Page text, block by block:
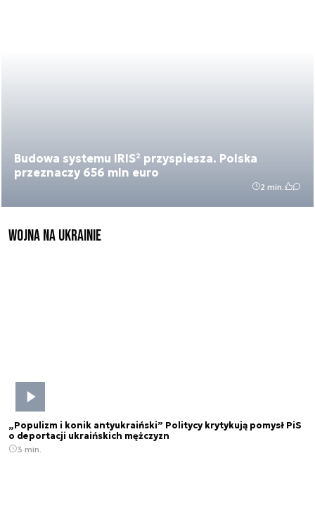
Budowa systemu IRIS² przyspiesza. Polska
przeznaczy 656 mln euro
2 min.
Wojna na Ukrainie
„Populizm i konik antyukraiński” Politycy krytykują pomysł PiS
o deportacji ukraińskich mężczyzn
3 min.